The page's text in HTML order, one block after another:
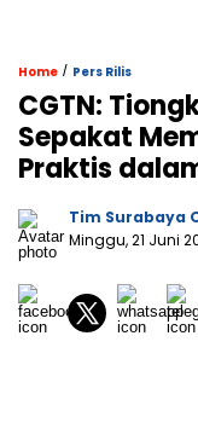
Home / Pers Rilis
CGTN:
Sepakat
Praktis
Tim Surabaya
Minggu, 21 Juni